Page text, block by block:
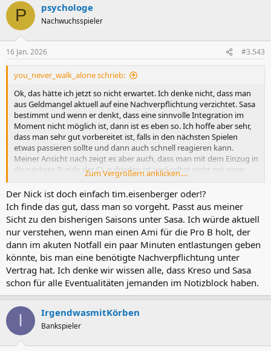
k
i
e
n
P psychologe
Nachwuchsspieler
16 Jan. 2026 #3.543
you_never_walk_alone schrieb:
Ok, das hätte ich jetzt so nicht erwartet. Ich denke nicht, dass man
aus Geldmangel aktuell auf eine Nachverpflichtung verzichtet. Sasa
bestimmt und wenn er denkt, dass eine sinnvolle Integration im
Moment nicht möglich ist, dann ist es eben so. Ich hoffe aber sehr,
dass man sehr gut vorbereitet ist, falls in den nächsten Spielen
etwas passieren sollte und dann auch schnell reagieren kann.
Meiner Ansicht nach zeigt es aber auch, dass man mit dem Einzug in
die nächste Runde der CL zufrieden ist und selbst nicht mit einer
weiteren Runde rechnet. Sonst würde man niemals ohne 7.
Ausländer reingehen.
Mich würde schon interessieren, unter welchem Nick Tim
Eisenberger hier unterwegs ist. Vielleicht liest er aber auch nur mit.
Zum Vergrößern anklicken....
Der Nick ist doch einfach tim.eisenberger oder!?
Ich finde das gut, dass man so vorgeht. Passt aus meiner
Sicht zu den bisherigen Saisons unter Sasa. Ich würde aktuell
nur verstehen, wenn man einen Ami für die Pro B holt, der
dann im akuten Notfall ein paar Minuten entlastungen geben
könnte, bis man eine benötigte Nachverpflichtung unter
Vertrag hat. Ich denke wir wissen alle, dass Kreso und Sasa
schon für alle Eventualitäten jemanden im Notizblock haben.
I IrgendwasmitKörben
Bankspieler